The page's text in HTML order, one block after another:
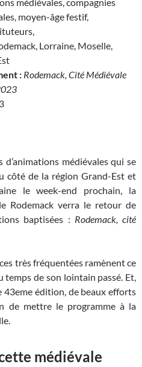
moyen-âge festif,
Lorraine, Moselle,
: Rodemack, Cité Médiévale
d’animations médiévales qui se
côté de la région Grand-Est et
le week-end prochain, la
Rodemack verra le retour de
baptisées : Rodemack, cité
très fréquentées ramènent ce
temps de son lointain passé. Et,
43eme édition, de beaux efforts
de mettre le programme à la
médiévale